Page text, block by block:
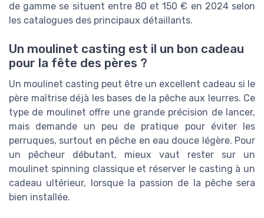
de gamme se situent entre 80 et 150 € en 2024 selon
les catalogues des principaux détaillants.
Un moulinet casting est il un bon cadeau
pour la fête des pères ?
Un moulinet casting peut être un excellent cadeau si le
père maîtrise déjà les bases de la pêche aux leurres. Ce
type de moulinet offre une grande précision de lancer,
mais demande un peu de pratique pour éviter les
perruques, surtout en pêche en eau douce légère. Pour
un pêcheur débutant, mieux vaut rester sur un
moulinet spinning classique et réserver le casting à un
cadeau ultérieur, lorsque la passion de la pêche sera
bien installée.